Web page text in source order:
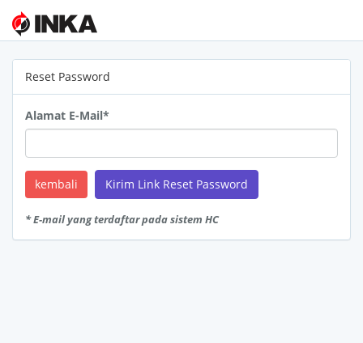
Reset Password
Alamat E-Mail*
kembali Kirim Link Reset Password
* E-mail yang terdaftar pada sistem HC